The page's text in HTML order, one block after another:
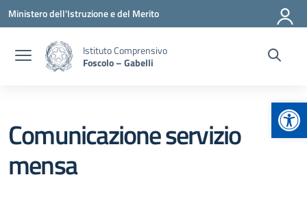
Vai ai contenuti
Vai al menu di navigazione
Vai al footer
Ministero dell'Istruzione e del Merito
Istituto Comprensivo
Foscolo – Gabelli
Comunicazione servizio
mensa